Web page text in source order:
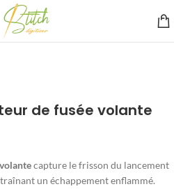
de fusée volante
capture le frisson du lancement
un échappement enflammé.